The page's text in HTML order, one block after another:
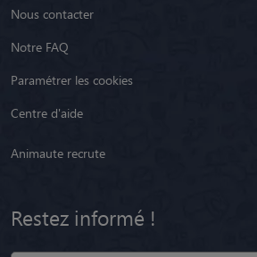
Nous contacter
Notre FAQ
Paramétrer les cookies
Centre d'aide
Animaute recrute
Restez informé !